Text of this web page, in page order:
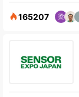
165207